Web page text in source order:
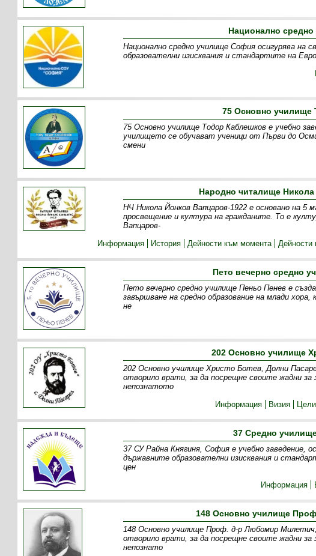
Национално
Национално средно училище София осигурява на
образователни изисквания и стандартите на
75 Основно
75 Основно училище Тодор Каблешков е учебно
училището се обучават ученици от Първи до
смени
Народно читалище
НЧ Никола Йонков Вапцаров-1922 е основано на 5
просвещение и култура на гражданите. То е
Вапцаров-
Информация
История Дейности към момента Дейности
Пето вечерно средно
Пето вечерно средно училище Пеньо Пенев е
завършване на средно образование на млади
не
202 Основно училище
202 Основно училище Христо Ботев, Долни
отворило врати, за да посрещне своите жадни
непознатото
Информация
Визия
37 Средно
37 СУ Райна Княгиня, София е учебно заведение,
държавните образователни изисквания и
цен
Информация
148 Основно училище
148 Основно училище Проф. д-р Любомир
отворило врати, за да посрещне своите жадни
непознато